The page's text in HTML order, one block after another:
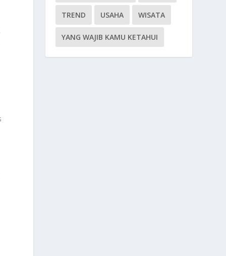
TREND USAHA WISATA
YANG WAJIB KAMU KETAHUI